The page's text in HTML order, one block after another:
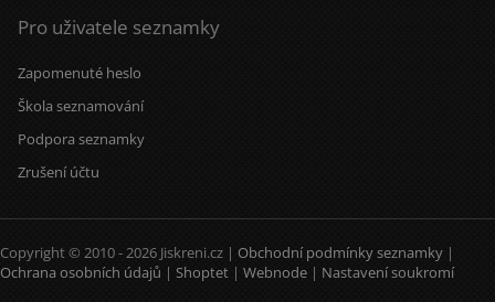
Pro uživatele seznamky
Zapomenuté heslo
Škola seznamování
Podpora seznamky
Zrušení účtu
Copyright © 2010 - 2026 Jiskreni.cz | Obchodní podmínky seznamky |
Ochrana osobních údajů | Shoptet | Webnode | Nastavení soukromí